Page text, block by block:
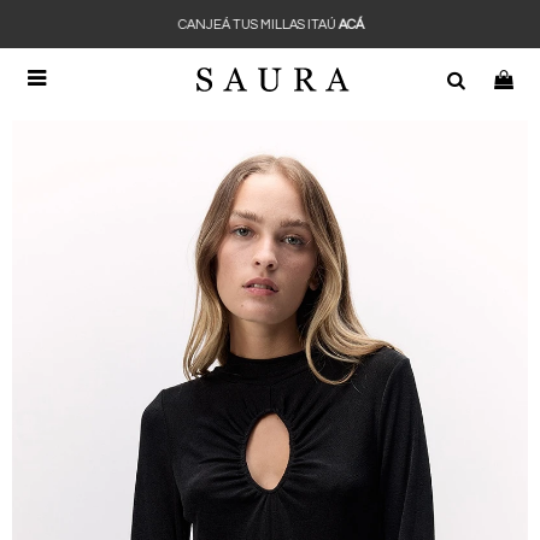

CANJEÁ TUS MILLAS ITAÚ ACÁ